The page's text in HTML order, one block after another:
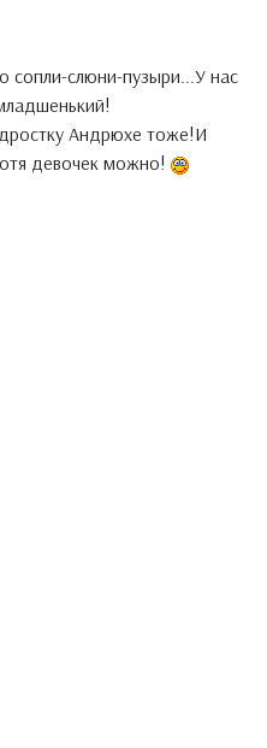
сопли-слюни-пузыри...У нас
Андрюхе тоже!И
девочек можно!